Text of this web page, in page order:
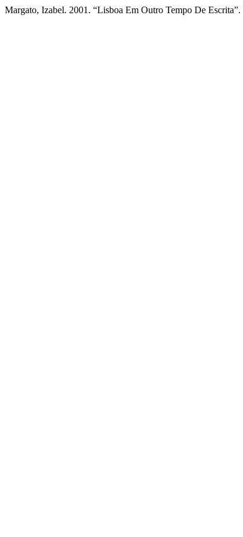
Margato, Izabel. 2001. “Lisboa Em Outro Tempo De Escrita”.